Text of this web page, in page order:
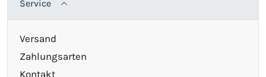
Service
Versand
Zahlungsarten
Kontakt